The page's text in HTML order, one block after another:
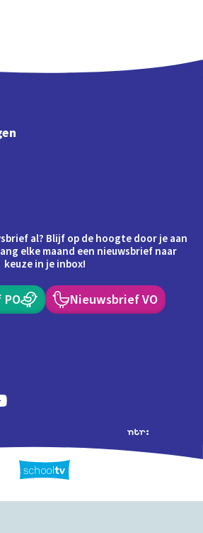
al? Blijf op de hoogte door je aan
elke maand een nieuwsbrief naar
keuze in je inbox!
Nieuwsbrief VO